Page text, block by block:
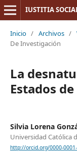
IUSTITIA
Inicio / Archivos /
De Investigación
La
Estados
Silvia Lorena
Universidad Católica
http://orcid.org/0000-